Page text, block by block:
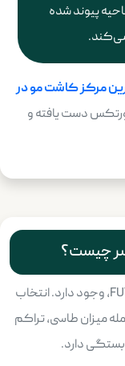
پیوند شده
مرکز کاشت مو در
دست یافته و
چیست؟
دو روش اصلی برای کاشت مو پشت سر، FUE و FUT، وجود دارد. انتخاب
میزان طاسی، تراکم
بستگی دارد.